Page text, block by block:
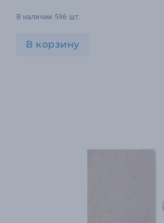
В наличии 596 шт.
В корзину